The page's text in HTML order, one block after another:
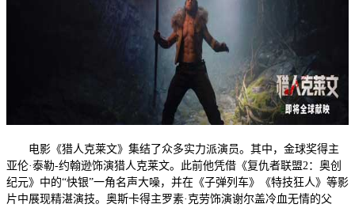
电影《猎人克莱文》集结了众多实力派演员。其中，金球奖得主
亚伦·泰勒-约翰逊饰演猎人克莱文。此前他凭借《复仇者联盟2：奥创
纪元》中的“快银”一角名声大噪，并在《子弹列车》《特技狂人》等影
片中展现精湛演技。奥斯卡得主罗素·克劳饰演谢尔盖冷血无情的父